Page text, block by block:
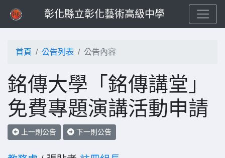
彰化縣立彰化藝術高級中學
首頁 公告列表 公告內容
銘傳大學「銘傳講堂」
免費專題演講活動申請
上一則公告 下一則公告